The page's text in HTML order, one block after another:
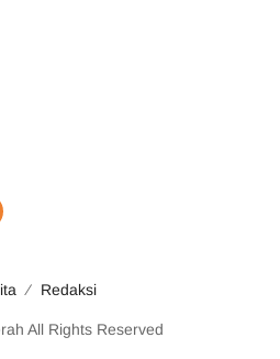
Redaksi
All Rights Reserved